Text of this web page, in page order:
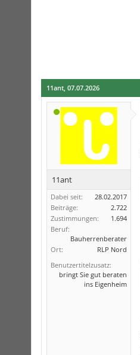
11ant, 07.07.2026
11ant
Dabei seit:
28.02.2017
Beiträge:
2.722
Zustimmungen:
1.694
Beruf:
Bauherrenberater
Ort:
RLP Nord
Benutzertitelzusatz:
bringt Sie gut beraten
ins Eigenheim